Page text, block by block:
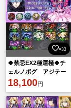
×33
🍀禁忌EX2種運極🍀チ
ェルノボグ アジテー
ター等 最終☆6ガチャ
限-923体👑強キャラ多
数‼️
18,100円